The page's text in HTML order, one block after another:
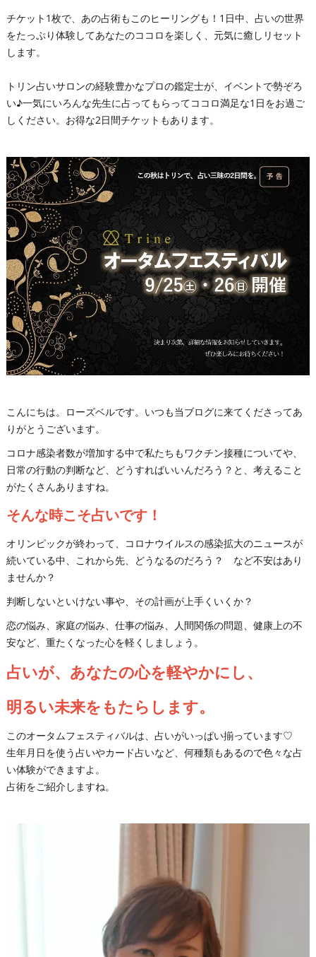
チケット1枚で、あの占術もこのヒーリングも！1日中、占いの世界
をたっぷり体験してあなたのココロを楽しく、元気に癒しリセット
します。
トリン占いサロンの経験豊かなプロの鑑定士が、イベントで勢ぞろ
い♪一気にいろんな先生に占ってもらってココロ満足な1日をお過ご
しください。お得な2日間チケットもあります。
こんにちは。ローズベルです。いつも当ブログに来てくださってあ
りがとうございます。
コロナ感染者数が増加する中で私たちもワクチン接種についてや、
日常の行動の判断など、どうすればいいんだろう？と、考えること
がたくさんありますね。
そんな時こそ占いです！
オリンピックが終わって、コロナウイルスの感染拡大のニュースが
続いている中、これから先、どうなるのだろう？ など不安はあり
ませんか？
判断しないといけない事や、その計画が上手くいくか？
恋の悩み、家庭の悩み、仕事の悩み、人間関係の問題、健康上の不
安など、重たくなった心を軽くしましょう。
占いが、あなたの心を軽やかにし、
明るい未来をもたらします。
このオータムフェスティバルは、占いがいっぱい揃っています♡
生年月日を使う占いやカード占いなど、何種類もあるので色々な占
い体験ができますよ。
占術をご紹介しますね。